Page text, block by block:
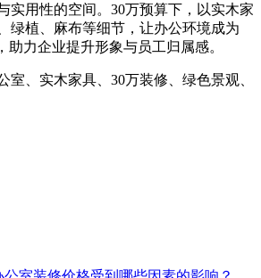
实用性的空间。30万预算下，以实木家
绿植、麻布等细节，让办公环境成为
助力企业提升形象与员工归属感。
室、实木家具、30万装修、绿色景观、